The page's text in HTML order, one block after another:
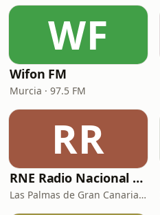
WF
Wifon FM
Murcia · 97.5 FM
RR
RNE Radio Nacional - Canarias
Las Palmas de Gran Canaria · 92.8 FM